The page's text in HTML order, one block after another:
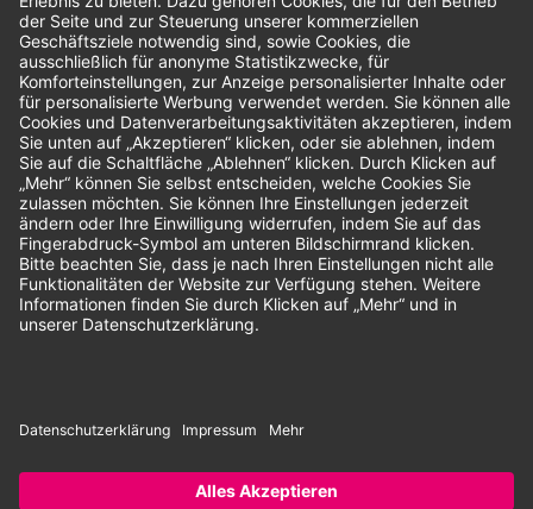
Bewertungen
Unsere Zahlungsarten:
Rechnung SEPA-Lastschrift Vorkasse